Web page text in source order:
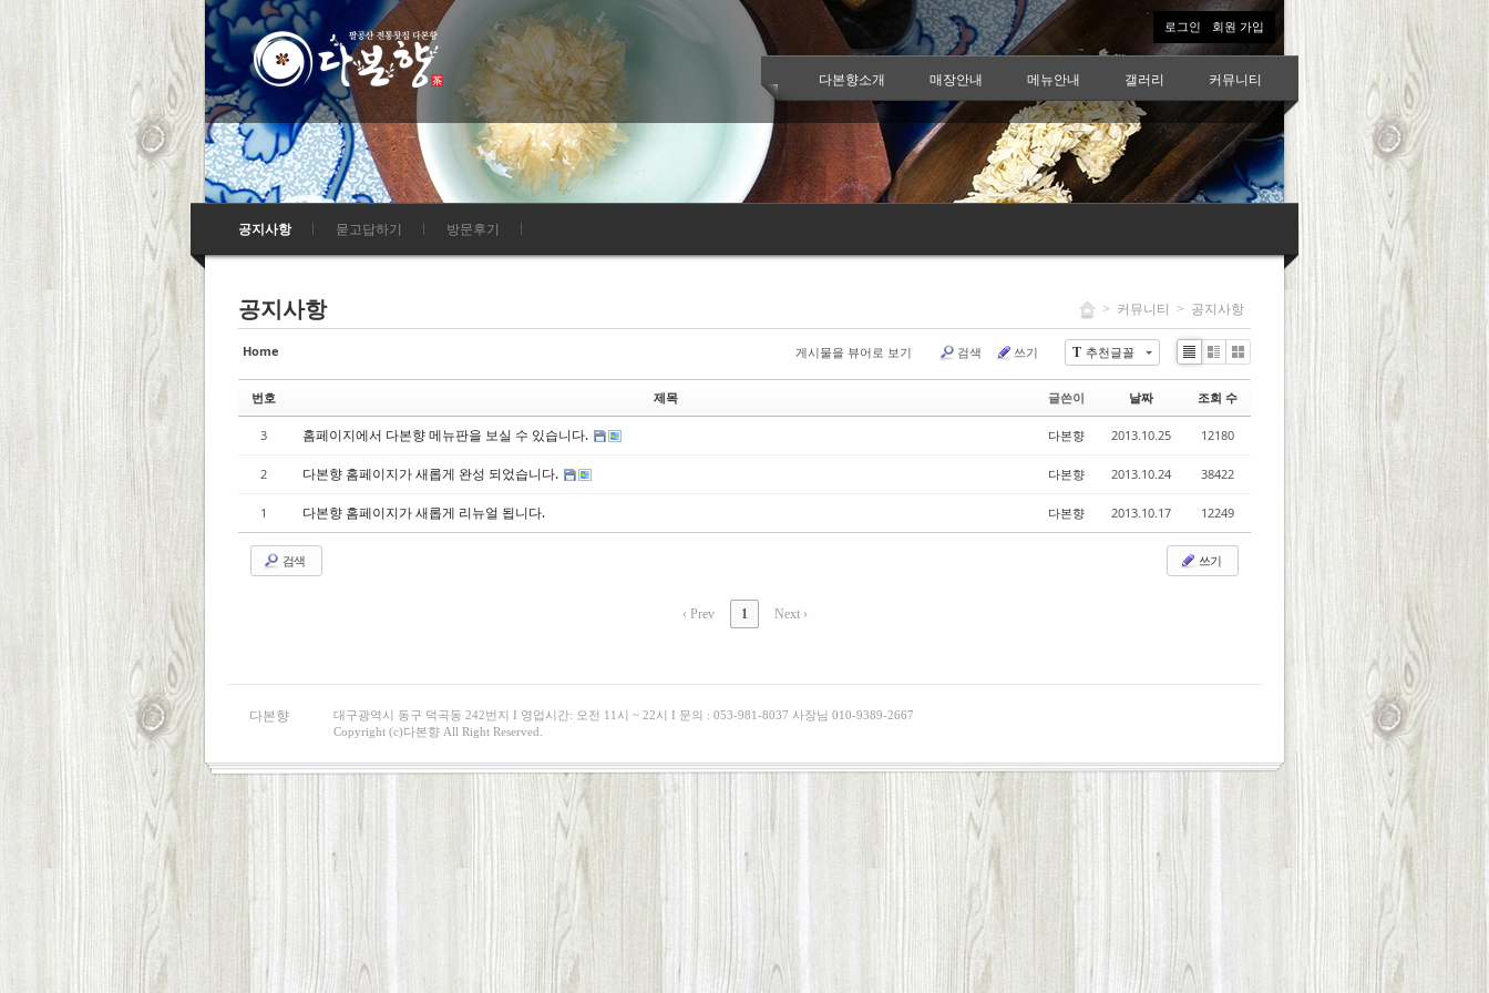
로그인 회원 가입
다본향소개 매장안내 메뉴안내 갤러리 커뮤니티
공지사항 묻고답하기 방문후기
공지사항 > 커뮤니티 > 공지사항
Home T 추천글꼴
게시물을 뷰어로 보기 검색 쓰기
Li
Zi
e
G
le
r
번호 제목 글쓴이 날짜 조회 수
3 홈페이지에서 다본향 메뉴판을 보실 수 있습니다. 다본향 2013.10.25 12180
2 다본향 홈페이지가 새롭게 완성 되었습니다. 다본향 2013.10.24 38422
1 다본향 홈페이지가 새롭게 리뉴얼 됩니다. 다본향 2013.10.17 12249
검색 쓰기
‹ Prev 1 Next ›
Sketchbook5, 스케치북5
Sketchbook5, 스케치북5
Sketchbook5, 스케치북5
Sketchbook5, 스케치북5
다본향
대구광역시 동구 덕곡동 242번지 I 영업시간: 오전 11시 ~ 22시 I 문의 : 053-981-8037 사장님 010-9389-2667
Copyright (c)다본향 All Right Reserved.